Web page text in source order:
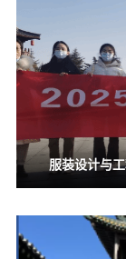
服装设计与